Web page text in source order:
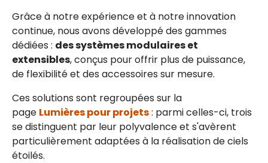
Grâce à notre expérience et à notre innovation
continue, nous avons développé des gammes
dédiées : des systèmes modulaires et
extensibles, conçus pour offrir plus de puissance,
de flexibilité et des accessoires sur mesure.
Ces solutions sont regroupées sur la
page Lumières pour projets: parmi celles-ci, trois
se distinguent par leur polyvalence et s'avèrent
particulièrement adaptées à la réalisation de ciels
étoilés.